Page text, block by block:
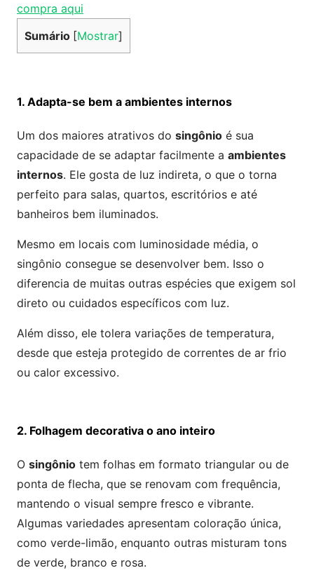
compra aqui
Sumário [Mostrar]
1. Adapta-se bem a ambientes internos
Um dos maiores atrativos do singônio é sua
capacidade de se adaptar facilmente a ambientes
internos. Ele gosta de luz indireta, o que o torna
perfeito para salas, quartos, escritórios e até
banheiros bem iluminados.
Mesmo em locais com luminosidade média, o
singônio consegue se desenvolver bem. Isso o
diferencia de muitas outras espécies que exigem sol
direto ou cuidados específicos com luz.
Além disso, ele tolera variações de temperatura,
desde que esteja protegido de correntes de ar frio
ou calor excessivo.
2. Folhagem decorativa o ano inteiro
O singônio tem folhas em formato triangular ou de
ponta de flecha, que se renovam com frequência,
mantendo o visual sempre fresco e vibrante.
Algumas variedades apresentam coloração única,
como verde-limão, enquanto outras misturam tons
de verde, branco e rosa.